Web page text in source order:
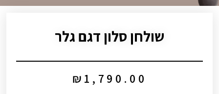
שולחן סלון דגם גלר
₪ 1,790.00